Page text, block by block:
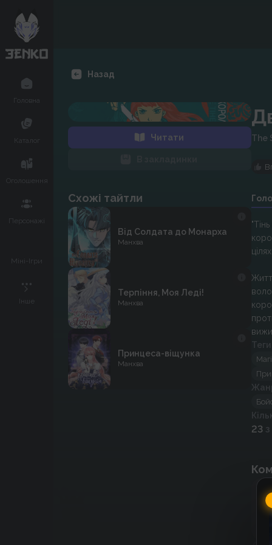
Головна
Каталог
Оголошення
Персонажі
Міні-Ігри
Інше
Назад
Читати
Схожі тайтли
Від Солдата до Монарха
Манхва
Терпіння, Моя Леді!
Манхва
Принцеса-віщунка
Манхва
The
Теги
23